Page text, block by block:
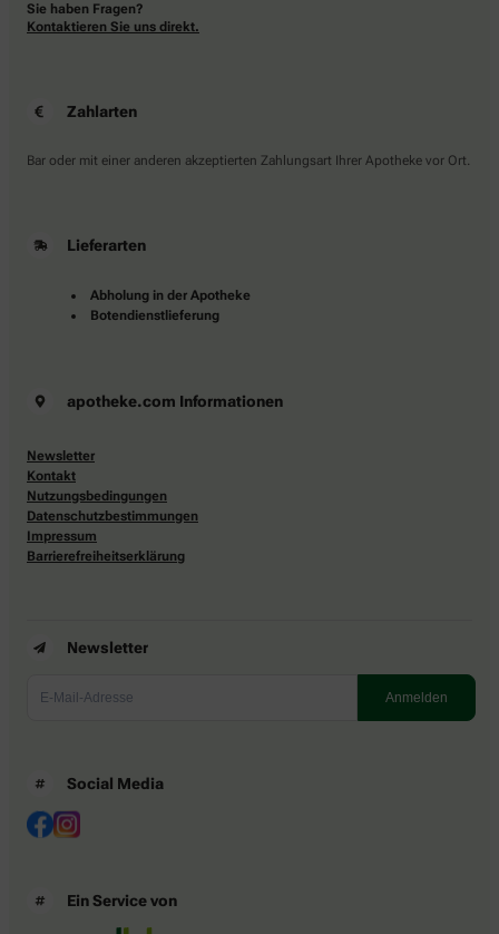
Sie haben Fragen?
Kontaktieren Sie uns direkt.
Zahlarten
Bar oder mit einer anderen akzeptierten Zahlungsart Ihrer Apotheke vor Ort.
Lieferarten
Abholung in der Apotheke
Botendienstlieferung
apotheke.com Informationen
Newsletter
Kontakt
Nutzungsbedingungen
Datenschutzbestimmungen
Impressum
Barrierefreiheitserklärung
Newsletter
Social Media
Ein Service von